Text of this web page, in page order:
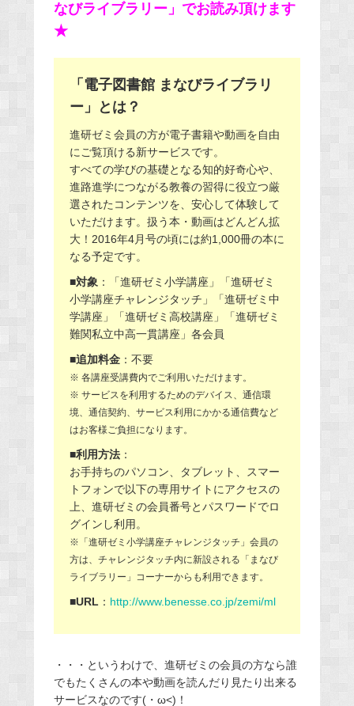
なびライブラリー」でお読み頂けます
★
「電子図書館 まなびライブラリ
ー」とは？
進研ゼミ会員の方が電子書籍や動画を自由
にご覧頂ける新サービスです。
すべての学びの基礎となる知的好奇心や、
進路進学につながる教養の習得に役立つ厳
選されたコンテンツを、安心して体験して
いただけます。扱う本・動画はどんどん拡
大！2016年4月号の頃には約1,000冊の本に
なる予定です。
■対象：「進研ゼミ小学講座」「進研ゼミ
小学講座チャレンジタッチ」「進研ゼミ中
学講座」「進研ゼミ高校講座」「進研ゼミ
難関私立中高一貫講座」各会員
■追加料金：不要
※ 各講座受講費内でご利用いただけます。
※ サービスを利用するためのデバイス、通信環
境、通信契約、サービス利用にかかる通信費など
はお客様ご負担になります。
■利用方法：
お手持ちのパソコン、タブレット、スマー
トフォンで以下の専用サイトにアクセスの
上、進研ゼミの会員番号とパスワードでロ
グインし利用。
※「進研ゼミ小学講座チャレンジタッチ」会員の
方は、チャレンジタッチ内に新設される「まなび
ライブラリー」コーナーからも利用できます。
■URL： http://www.benesse.co.jp/zemi/ml
・・・というわけで、進研ゼミの会員の方なら誰
でもたくさんの本や動画を読んだり見たり出来る
サービスなのです(・ω<)！